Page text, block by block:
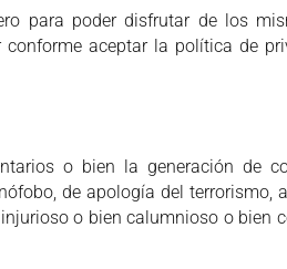
para poder disfrutar de los
aceptar la política de
o bien la generación de
de apología del terrorismo,
o bien calumnioso o bien